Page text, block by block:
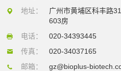
地址：
广州市黄埔区科丰路
603房
电话：
020-34393445
传真：
020-34037165
邮箱：
gz@bioplus-